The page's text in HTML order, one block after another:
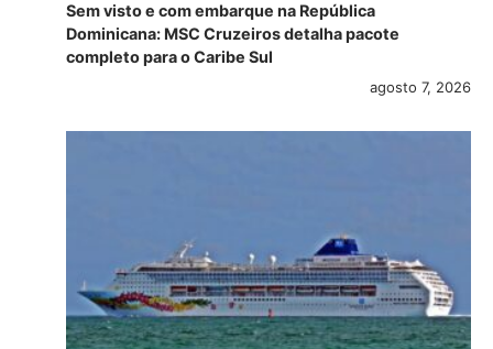
Sem visto e com embarque na República
Dominicana: MSC Cruzeiros detalha pacote
completo para o Caribe Sul
agosto 7, 2026